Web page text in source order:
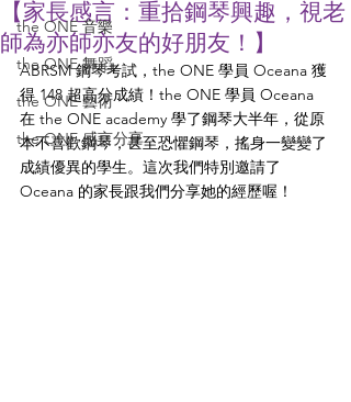
the ONE 音樂
the ONE 舞蹈
the ONE 藝術
the ONE 感言分享
【家長感言：重拾鋼琴興趣，視老
師為亦師亦友的好朋友！】
ABRSM 鋼琴考試，the ONE 學員 Oceana 獲
得 148 超高分成績！the ONE 學員 Oceana
在 the ONE academy 學了鋼琴大半年，從原
本不喜歡鋼琴，甚至恐懼鋼琴，搖身一變變了
成績優異的學生。這次我們特別邀請了
Oceana 的家長跟我們分享她的經歷喔！